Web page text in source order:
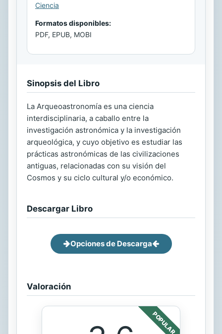
Ciencia
Formatos disponibles:
PDF, EPUB, MOBI
Sinopsis del Libro
La Arqueoastronomía es una ciencia
interdisciplinaria, a caballo entre la
investigación astronómica y la investigación
arqueológica, y cuyo objetivo es estudiar las
prácticas astronómicas de las civilizaciones
antiguas, relacionadas con su visión del
Cosmos y su ciclo cultural y/o económico.
Descargar Libro
Opciones de Descarga
Valoración
POPULAR